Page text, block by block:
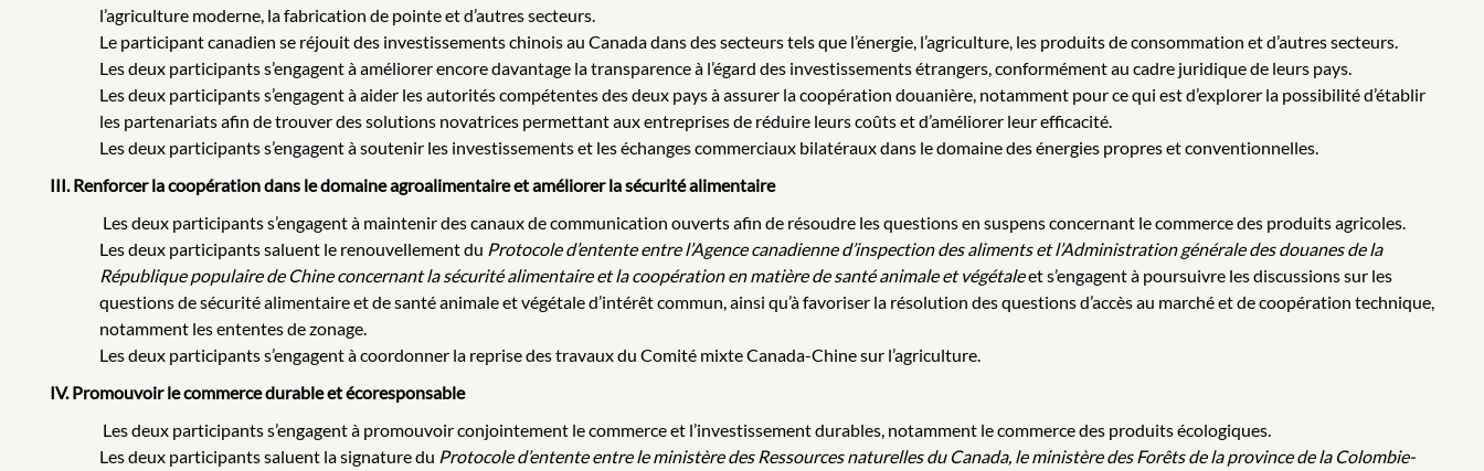
l’agriculture moderne, la fabrication de pointe et d’autres secteurs.
Le participant canadien se réjouit des investissements chinois au Canada dans des secteurs tels que l’énergie, l’agriculture, les produits de consommation et d’autres secteurs.
Les deux participants s’engagent à améliorer encore davantage la transparence à l’égard des investissements étrangers, conformément au cadre juridique de leurs pays.
Les deux participants s’engagent à aider les autorités compétentes des deux pays à assurer la coopération douanière, notamment pour ce qui est d’explorer la possibilité d’établir
les partenariats afin de trouver des solutions novatrices permettant aux entreprises de réduire leurs coûts et d’améliorer leur efficacité.
Les deux participants s’engagent à soutenir les investissements et les échanges commerciaux bilatéraux dans le domaine des énergies propres et conventionnelles.
III. Renforcer la coopération dans le domaine agroalimentaire et améliorer la sécurité alimentaire
Les deux participants s’engagent à maintenir des canaux de communication ouverts afin de résoudre les questions en suspens concernant le commerce des produits agricoles.
Les deux participants saluent le renouvellement du Protocole d’entente entre l’Agence canadienne d’inspection des aliments et l’Administration générale des douanes de la
République populaire de Chine concernant la sécurité alimentaire et la coopération en matière de santé animale et végétaleet s’engagent à poursuivre les discussions sur les
questions de sécurité alimentaire et de santé animale et végétale d’intérêt commun, ainsi qu’à favoriser la résolution des questions d’accès au marché et de coopération technique,
notamment les ententes de zonage.
Les deux participants s’engagent à coordonner la reprise des travaux du Comité mixte Canada-Chine sur l’agriculture.
IV. Promouvoir le commerce durable et écoresponsable
Les deux participants s’engagent à promouvoir conjointement le commerce et l’investissement durables, notamment le commerce des produits écologiques.
Les deux participants saluent la signature du Protocole d’entente entre le ministère des Ressources naturelles du Canada, le ministère des Forêts de la province de la Colombie-